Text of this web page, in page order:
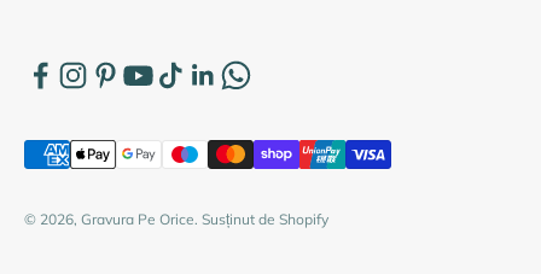
© 2026, Gravura Pe Orice. Susținut de Shopify